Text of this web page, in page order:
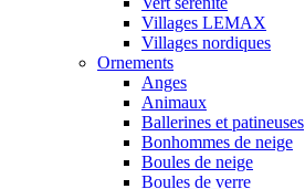
Villages LEMAX
Villages nordiques
Ornements
Anges
Animaux
Ballerines et patineuses
Bonhommes de neige
Boules de neige
Boules de verre